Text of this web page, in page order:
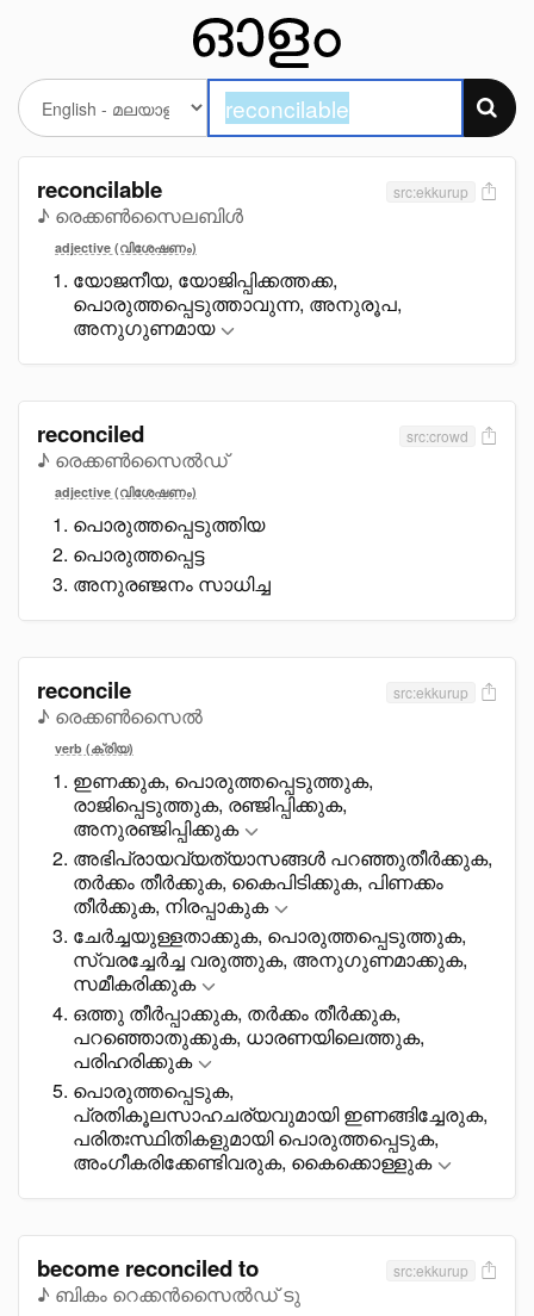
reconcilable
♪ രെക്കൺസൈലബിൾ
src:ekkurup
adjective (വിശേഷണം)
യോജനീയ, യോജിപ്പിക്കത്തക്ക,
പൊരുത്തപ്പെടുത്താവുന്ന, അനുരൂപ,
അനുഗുണമായ
reconciled
♪ രെക്കൺസൈൽഡ്
src:crowd
adjective (വിശേഷണം)
പൊരുത്തപ്പെടുത്തിയ
പൊരുത്തപ്പെട്ട
അനുരഞ്ജനം സാധിച്ച
reconcile
♪ രെക്കൺസൈൽ
src:ekkurup
verb (ക്രിയ)
ഇണക്കുക, പൊരുത്തപ്പെടുത്തുക,
രാജിപ്പെടുത്തുക, രഞ്ജിപ്പിക്കുക,
അനുരഞ്ജിപ്പിക്കുക
അഭിപ്രായവ്യത്യാസങ്ങൾ പറഞ്ഞുതീർക്കുക,
തർക്കം തീർക്കുക, കെെപിടിക്കുക, പിണക്കം
തീർക്കുക, നിരപ്പാകുക
ചേർച്ചയുള്ളതാക്കുക, പൊരുത്തപ്പെടുത്തുക,
സ്വരച്ചേർച്ച വരുത്തുക, അനുഗുണമാക്കുക,
സമീകരിക്കുക
ഒത്തു തീർപ്പാക്കുക, തർക്കം തീർക്കുക,
പറഞ്ഞൊതുക്കുക, ധാരണയിലെത്തുക,
പരിഹരിക്കുക
പൊരുത്തപ്പെടുക,
പ്രതികൂലസാഹചര്യവുമായി ഇണങ്ങിച്ചേരുക,
പരിതഃസ്ഥിതികളുമായി പൊരുത്തപ്പെടുക,
അംഗീകരിക്കേണ്ടിവരുക, കെെക്കൊള്ളുക
become reconciled to
♪ ബികം റെക്കൻസൈൽഡ് ടു
src:ekkurup